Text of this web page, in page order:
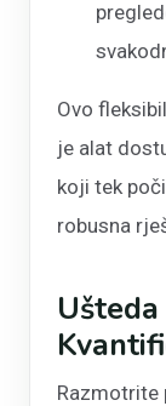
Ovo
je alat
koji tek
robusna
Razmotrite